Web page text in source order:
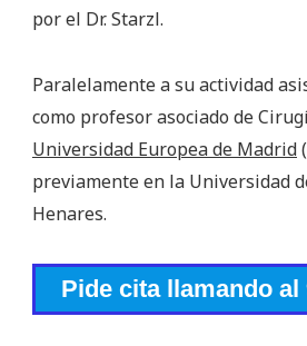
por el Dr. Starzl.
Paralelamente a su actividad
como profesor asociado de
Universidad Europea de Madrid
previamente en la Universidad
Henares.
Pide cita llamando al